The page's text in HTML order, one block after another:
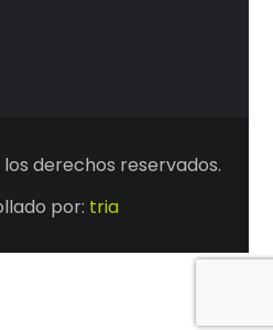
los derechos reservados.
por: tria